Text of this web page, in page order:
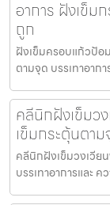
อาการ ฝังเข็ม
ถูก
ฝังเข็มครอบแก้วป้อ
ตามจุด บรรเทาอาก
คลีนิกฝังเข็มว
เข็มกระตุ้นตา
คลีนิกฝังเข็มวงเวีย
บรรเทาอาการและ